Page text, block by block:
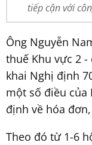
tiếp cận với
Ông Nguyễn
thuế Khu vực 2
khai Nghị định
một số điều của
định về hóa
Theo đó từ 1-6